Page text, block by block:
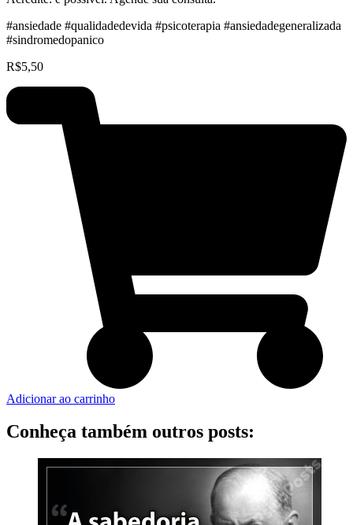
#ansiedade #qualidadedevida #psicoterapia #ansiedadegeneralizada
#sindromedopanico
R$5,50
Adicionar ao carrinho
Conheça também outros posts: